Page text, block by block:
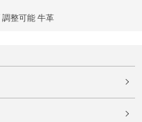
調整可能 牛革